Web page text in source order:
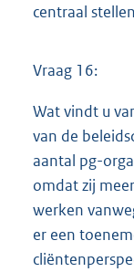
centraal
Vraag 16:
Wat vindt u
van de
aantal pg-
omdat zij
werken
er een